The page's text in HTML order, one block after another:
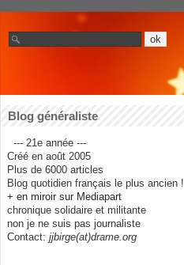
Blog généraliste
--- 21e année ---
Créé en août 2005
Plus de 6000 articles
Blog quotidien français le plus ancien !
+ en miroir sur Mediapart
chronique solidaire et militante
non je ne suis pas journaliste
Contact: jjbirge(at)drame.org